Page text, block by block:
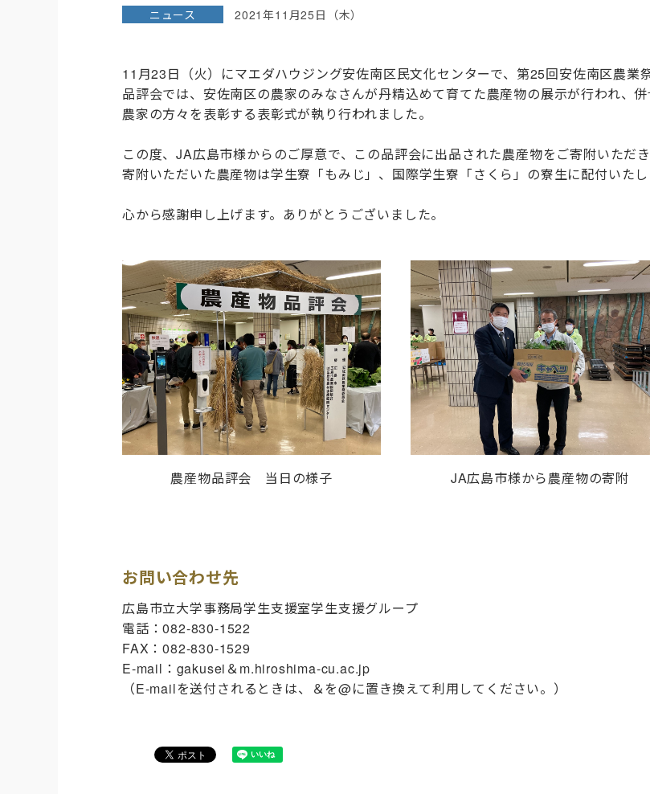
ニュース 2021年11月25日（木）
11月23日（火）にマエダハウジング安佐南区民文化センターで、第25回安佐南区農業
品評会では、安佐南区の農家のみなさんが丹精込めて育てた農産物の展示が行われ、
農家の方々を表彰する表彰式が執り行われました。
この度、JA広島市様からのご厚意で、この品評会に出品された農産物をご寄附いただき
寄附いただいた農産物は学生寮「もみじ」、国際学生寮「さくら」の寮生に配付いたし
心から感謝申し上げます。ありがとうございました。
農産物品評会 当日の様子 JA広島市様から農産物の寄附
お問い合わせ先
広島市立大学事務局学生支援室学生支援グループ
電話：082-830-1522
FAX：082-830-1529
E-mail：gakusei＆m.hiroshima-cu.ac.jp
（E-mailを送付されるときは、＆を@に置き換えて利用してください。）